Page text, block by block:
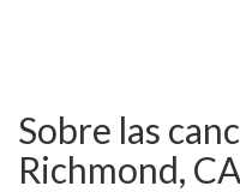
Sobre las
Richmond, CA